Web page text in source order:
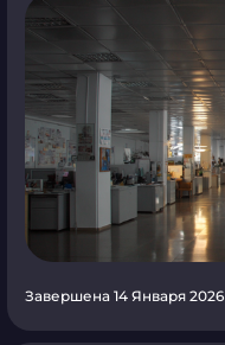
Завершена 14 Января 2026